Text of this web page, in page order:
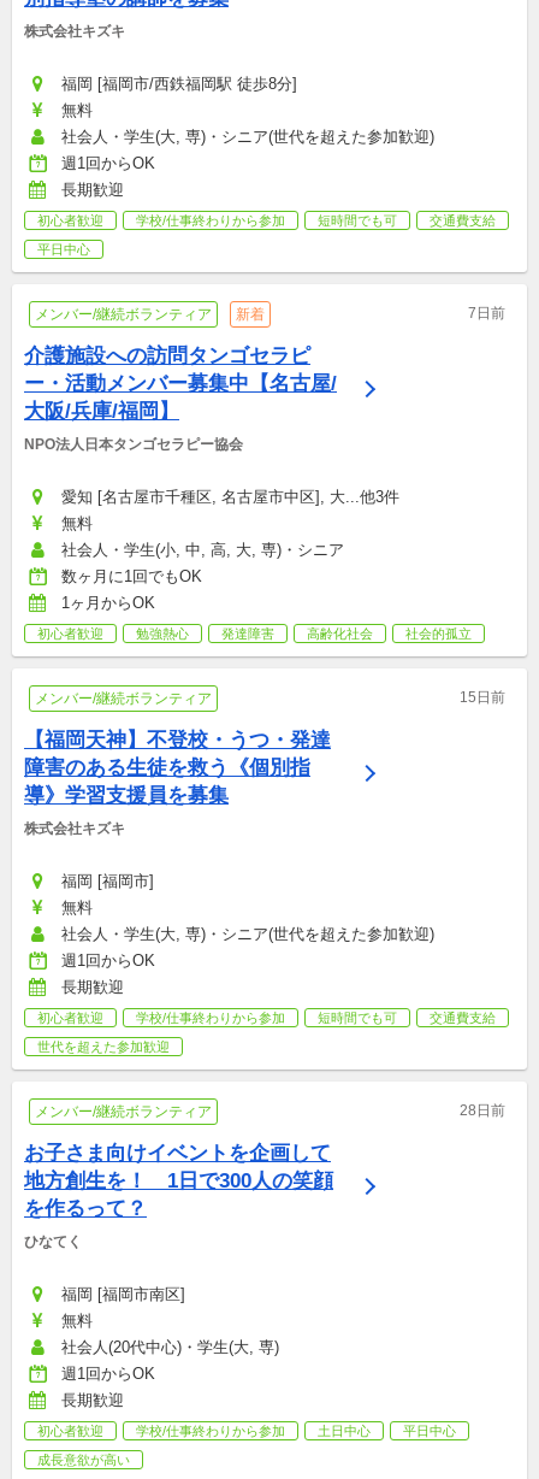
株式会社キズキ
福岡 [福岡市/西鉄福岡駅 徒歩8分]
無料
社会人・学生(大, 専)・シニア(世代を超えた参加歓迎)
週1回からOK
長期歓迎
初心者歓迎 学校/仕事終わりから参加 短時間でも可
交通費支給
平日中心
メンバー/継続ボランティア 新着 7日前
介護施設への訪問タンゴセラピ
ー・活動メンバー募集中【名古屋/
大阪/兵庫/福岡】
NPO法人日本タンゴセラピー協会
愛知 [名古屋市千種区, 名古屋市中区], 大...他3件
無料
社会人・学生(小, 中, 高, 大, 専)・シニア
数ヶ月に1回でもOK
1ヶ月からOK
初心者歓迎 勉強熱心 発達障害 高齢化社会 社会的孤立
メンバー/継続ボランティア 15日前
【福岡天神】不登校・うつ・発達
障害のある生徒を救う《個別指
導》学習支援員を募集
株式会社キズキ
福岡 [福岡市]
無料
社会人・学生(大, 専)・シニア(世代を超えた参加歓迎)
週1回からOK
長期歓迎
初心者歓迎 学校/仕事終わりから参加 短時間でも可
交通費支給
世代を超えた参加歓迎
メンバー/継続ボランティア 28日前
お子さま向けイベントを企画して
地方創生を！　1日で300人の笑顔
を作るって？
ひなてく
福岡 [福岡市南区]
無料
社会人(20代中心)・学生(大, 専)
週1回からOK
長期歓迎
初心者歓迎 学校/仕事終わりから参加 土日中心
平日中心
成長意欲が高い